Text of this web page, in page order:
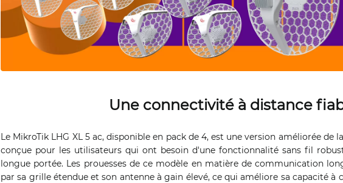
Une connectivité à distance
Le MikroTik LHG XL 5 ac, disponible en pack de 4, est une version améliorée de
conçue pour les utilisateurs qui ont besoin d'une fonctionnalité sans fil
longue portée. Les prouesses de ce modèle en matière de communication
par sa grille étendue et son antenne à gain élevé, ce qui améliore sa capacité à